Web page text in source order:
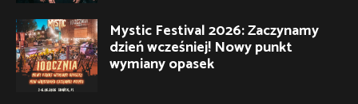
Mystic Festival 2026: Zaczynamy
dzień wcześniej! Nowy punkt
wymiany opasek